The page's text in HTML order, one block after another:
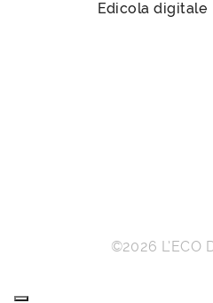
Edicola digitale
©2026 L’ECO